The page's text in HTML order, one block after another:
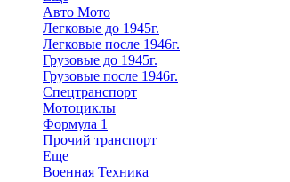
Авто Мото
Легковые до 1945г.
Легковые после 1946г.
Грузовые до 1945г.
Грузовые после 1946г.
Спецтранспорт
Мотоциклы
Формула 1
Прочий транспорт
Еще
Военная Техника